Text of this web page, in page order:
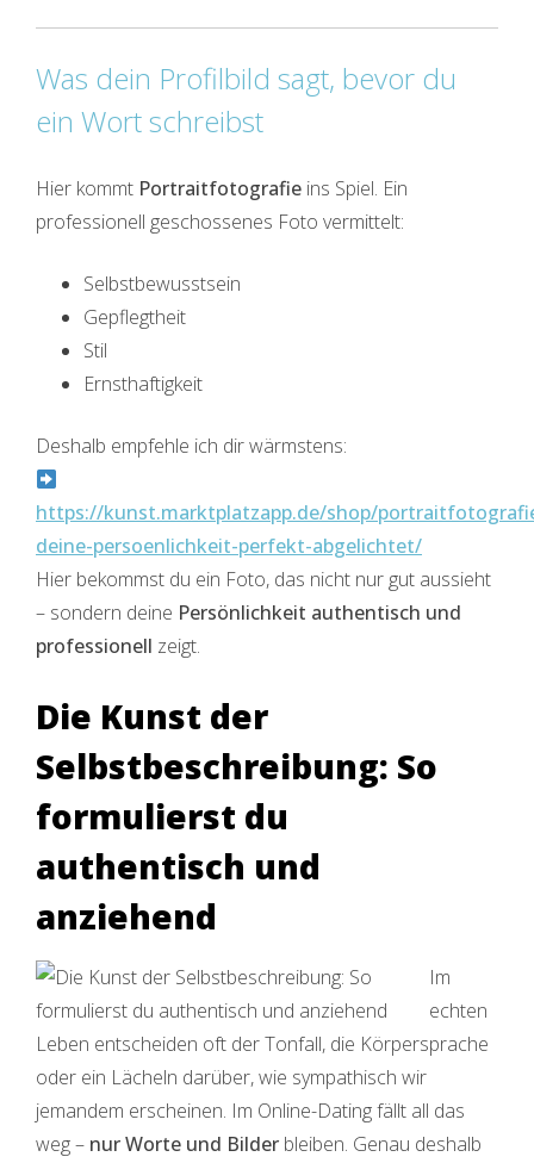
Was dein Profilbild sagt, bevor du
ein Wort schreibst
Hier kommt Portraitfotografie ins Spiel. Ein
professionell geschossenes Foto vermittelt:
Selbstbewusstsein
Gepflegtheit
Stil
Ernsthaftigkeit
Deshalb empfehle ich dir wärmstens:
https://kunst.marktplatzapp.de/shop/
deine-persoenlichkeit-perfekt-abgelichtet/
Hier bekommst du ein Foto, das nicht nur gut aussieht
– sondern deine Persönlichkeit authentisch und
professionell zeigt.
Die Kunst der
Selbstbeschreibung: So
formulierst du
authentisch und
anziehend
Im
echten
Leben entscheiden oft der Tonfall, die Körpersprache
oder ein Lächeln darüber, wie sympathisch wir
jemandem erscheinen. Im Online-Dating fällt all das
weg – nur Worte und Bilder bleiben. Genau deshalb